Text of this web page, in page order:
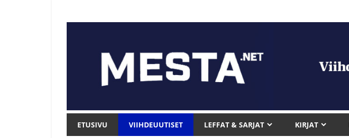
Mesta.net
ETUSIVU VIIHDEUUTISET LEFFAT & SARJAT KIRJAT